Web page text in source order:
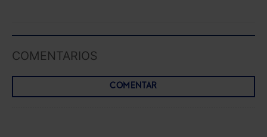
COMENTARIOS
COMENTAR